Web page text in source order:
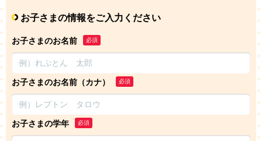
お子さまの情報をご入力ください
お子さまのお名前 必須
お子さまのお名前（カナ） 必須
お子さまの学年 必須